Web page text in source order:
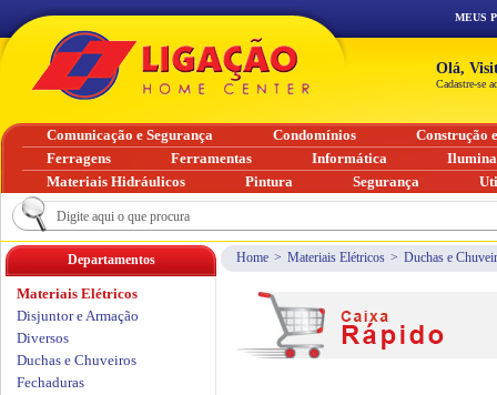
Home > Materiais Elétricos > Duchas e
Departamentos
Materiais Elétricos
Disjuntor e Armação
Diversos
Duchas e Chuveiros
Fechaduras
MEUS
Olá,
Cadastre-se
Comunicação e Segurança Condomínios
Construção
Ferragens
Ferramentas Informática
Materiais Hidráulicos
Pintura Segurança